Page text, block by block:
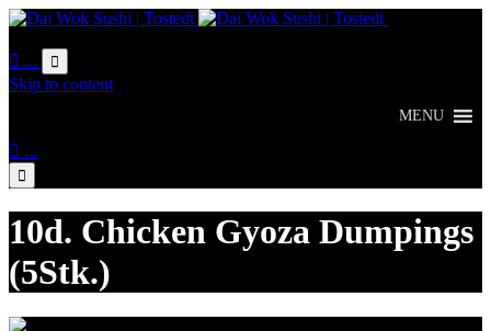
 ... 
Skip to content
MENU
 ...

10d. Chicken Gyoza Dumpings
(5Stk.)